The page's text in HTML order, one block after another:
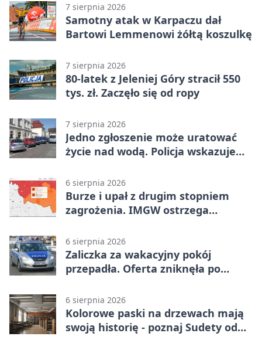
7 sierpnia 2026
Samotny atak w Karpaczu dał
Bartowi Lemmenowi żółtą koszulkę
7 sierpnia 2026
80-latek z Jeleniej Góry stracił 550
tys. zł. Zaczęło się od ropy
7 sierpnia 2026
Jedno zgłoszenie może uratować
życie nad wodą. Policja wskazuje
6 sierpnia 2026
Burze i upał z drugim stopniem
zagrożenia. IMGW ostrzega
6 sierpnia 2026
Zaliczka za wakacyjny pokój
przepadła. Oferta zniknęła po
6 sierpnia 2026
Kolorowe paski na drzewach mają
swoją historię - poznaj Sudety od